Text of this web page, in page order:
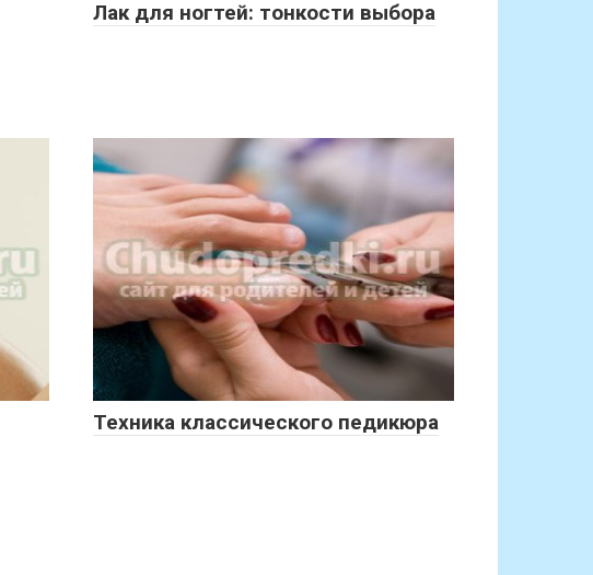
Лак для ногтей: тонкости выбора
Техника классического педикюра